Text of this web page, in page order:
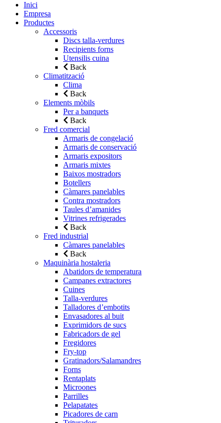
Inici
Empresa
Productes
Accessoris
Discs talla-verdures
Recipients forns
Utensilis cuina
Back
Climatització
Clima
Back
Elements mòbils
Per a banquets
Back
Fred comercial
Armaris de congelació
Armaris de conservació
Armaris expositors
Armaris mixtes
Baixos mostradors
Botellers
Càmares panelables
Contra mostradors
Taules d’amanides
Vitrines refrigerades
Back
Fred industrial
Càmares panelables
Back
Maquinària hostaleria
Abatidors de temperatura
Campanes extractores
Cuines
Talla-verdures
Talladores d’embotits
Envasadores al buit
Exprimidors de sucs
Fabricadors de gel
Fregidores
Fry-top
Gratinadors/Salamandres
Forns
Rentaplats
Microones
Parrilles
Pelapatates
Picadores de carn